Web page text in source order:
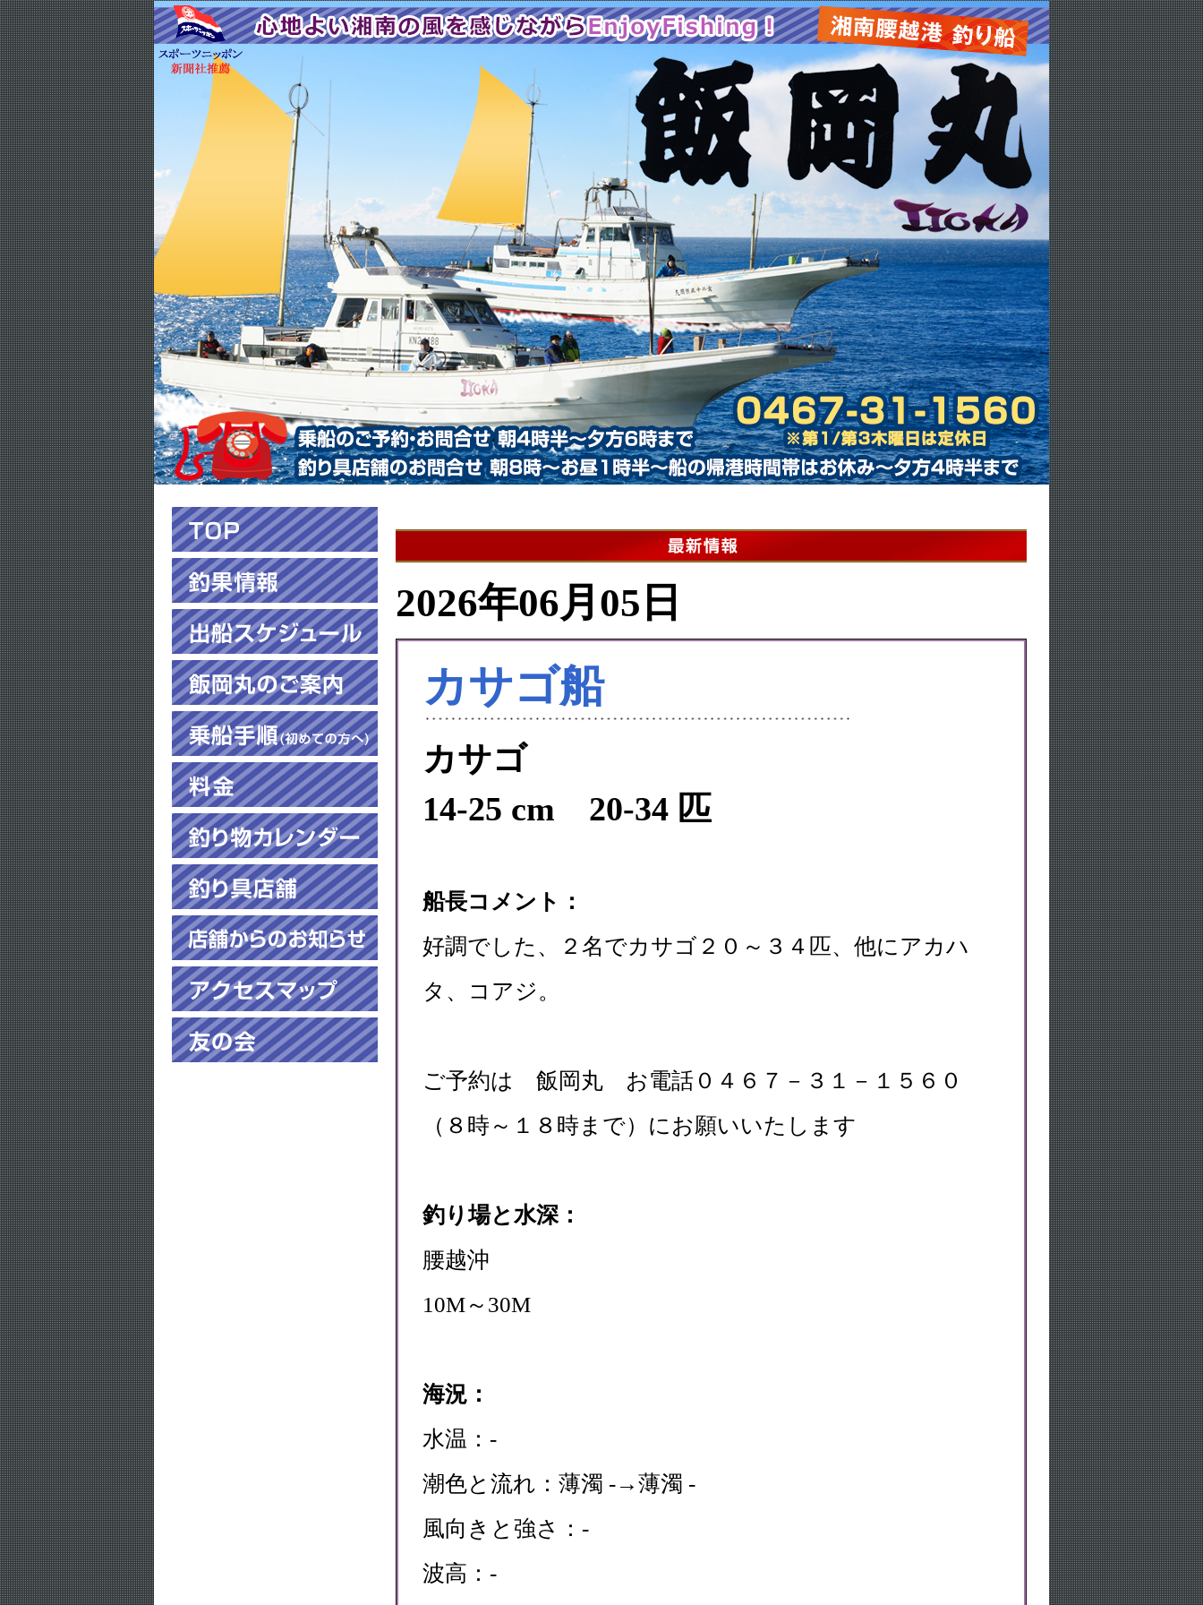
2026年06月05日
カサゴ船
カサゴ
14-25 cm 20-34 匹
船長コメント：
好調でした、２名でカサゴ２０～３４匹、他にアカハ
タ、コアジ。
ご予約は 飯岡丸 お電話０４６７－３１－１５６０
（８時～１８時まで）にお願いいたします
釣り場と水深：
腰越沖
10M～30M
海況：
水温：-
潮色と流れ：薄濁 -→薄濁 -
風向きと強さ：-
波高：-